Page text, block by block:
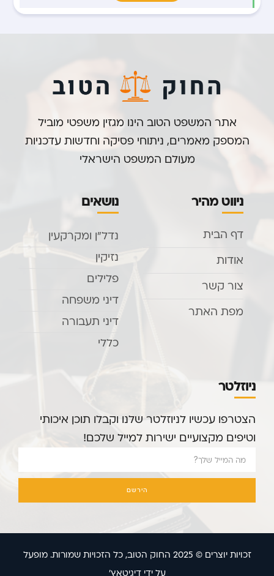
אתר המשפט הטוב הינו מגזין משפטי מוביל
המספק מאמרים, ניתוחי פסיקה וחדשות עדכניות
מעולם המשפט הישראלי
ניווט מהיר
דף הבית
אודות
צור קשר
מפת האתר
נושאים
נדל”ן ומקרקעין
נזיקין
פלילים
דיני משפחה
דיני תעבורה
כללי
ניוזלטר
הצטרפו עכשיו לניוזלטר שלנו וקבלו תוכן איכותי
וטיפים מקצועיים ישירות למייל שלכם!
הירשם
זכויות יוצרים © 2025 החוק הטוב, כל הזכויות שמורות. מופעל
על ידי דיגיטאץ'